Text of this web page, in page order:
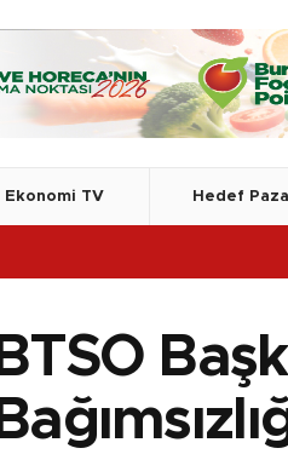
Ekonomi TV Hedef
BTSO